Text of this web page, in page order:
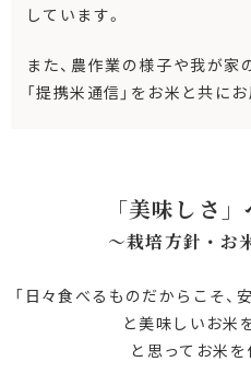
しています。
また、農作業の様子や我が
「提携米通信」をお米と共に
「美味しさ
～栽培方針・お
「日々食べるものだからこそ、
と美味しいお米
と思ってお米を